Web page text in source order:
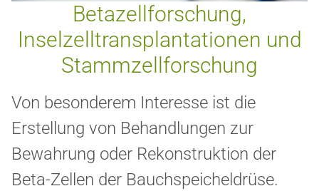
Betazellforschung,
Inselzelltransplantationen und
Stammzellforschung
Von besonderem Interesse ist die
Erstellung von Behandlungen zur
Bewahrung oder Rekonstruktion der
Beta-Zellen der Bauchspeicheldrüse.